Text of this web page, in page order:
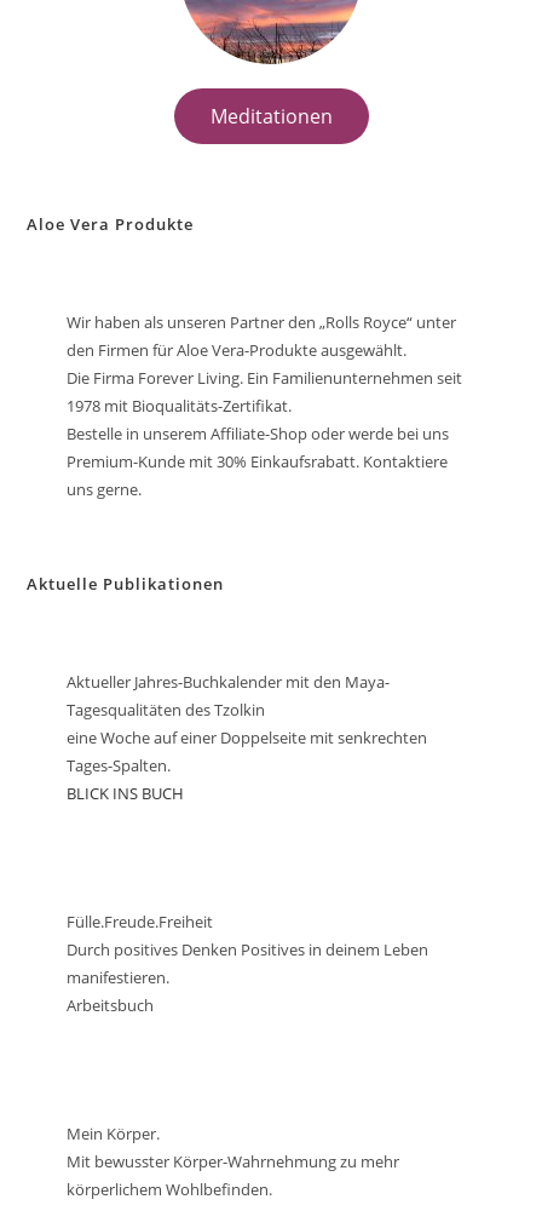
Meditationen
Aloe Vera Produkte
Wir haben als unseren Partner den „Rolls Royce“ unter
den Firmen für Aloe Vera-Produkte ausgewählt.
Die Firma Forever Living. Ein Familienunternehmen seit
1978 mit Bioqualitäts-Zertifikat.
Bestelle in unserem Affiliate-Shop oder werde bei uns
Premium-Kunde mit 30% Einkaufsrabatt. Kontaktiere
uns gerne.
Aktuelle Publikationen
Aktueller Jahres-Buchkalender mit den Maya-
Tagesqualitäten des Tzolkin
eine Woche auf einer Doppelseite mit senkrechten
Tages-Spalten.
BLICK INS BUCH
Fülle.Freude.Freiheit
Durch positives Denken Positives in deinem Leben
manifestieren.
Arbeitsbuch
Mein Körper.
Mit bewusster Körper-Wahrnehmung zu mehr
körperlichem Wohlbefinden.